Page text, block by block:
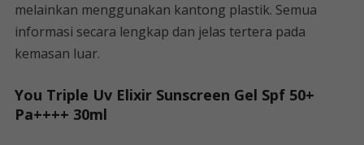
melainkan menggunakan kantong plastik. Semua
informasi secara lengkap dan jelas tertera pada
kemasan luar.
You Triple Uv Elixir Sunscreen Gel Spf 50+
Pa++++ 30ml